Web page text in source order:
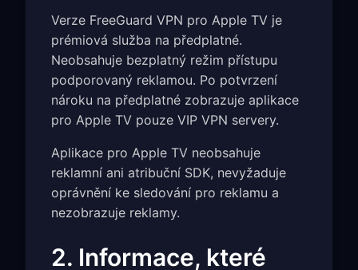
Verze FreeGuard VPN pro Apple TV je
prémiová služba na předplatné.
Neobsahuje bezplatný režim přístupu
podporovaný reklamou. Po potvrzení
nároku na předplatné zobrazuje aplikace
pro Apple TV pouze VIP VPN servery.
Aplikace pro Apple TV neobsahuje
reklamní ani atribuční SDK, nevyžaduje
oprávnění ke sledování pro reklamu a
nezobrazuje reklamy.
2. Informace, které